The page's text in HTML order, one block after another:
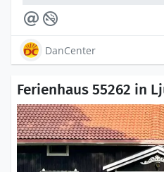
DanCenter
Ferienhaus 55262 in